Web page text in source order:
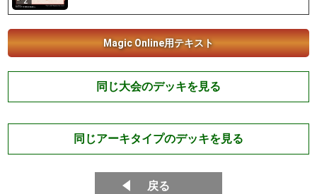
Magic Online用テキスト
同じ大会のデッキを見る
同じアーキタイプのデッキを見る
戻る